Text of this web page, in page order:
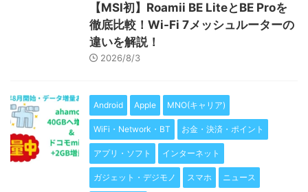
【MSI初】Roamii BE LiteとBE Proを
徹底比較！Wi-Fi 7メッシュルーターの
違いを解説！
2026/8/3
Android Apple MNO(キャリア)
WiFi・Network・BT お金・決済・ポイント
アプリ・ソフト インターネット
ガジェット・デジモノ スマホ ニュース